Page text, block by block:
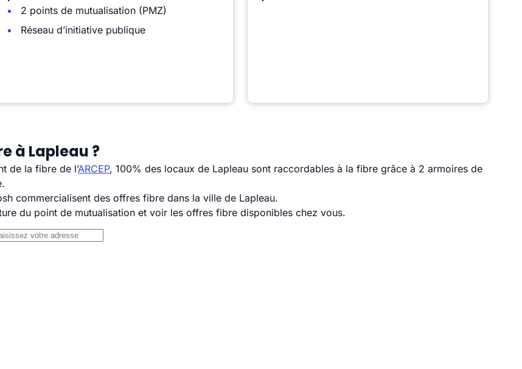
2 points de mutualisation (PMZ)
Réseau d’initiative publique
à Lapleau ?
de la fibre de l’ARCEP, 100% des locaux de Lapleau sont raccordables à la fibre grâce à 2 armoires de
commercialisent des offres fibre dans la ville de Lapleau.
du point de mutualisation et voir les offres fibre disponibles chez vous.